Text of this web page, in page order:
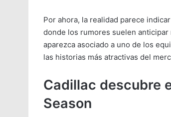
Por ahora, la realidad parece
donde los rumores suelen
aparezca asociado a uno de los
las historias más atractivas del
Cadillac descubre
Season